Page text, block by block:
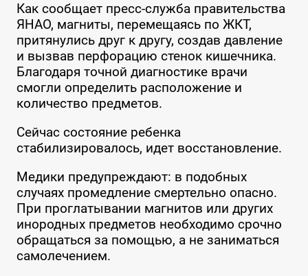
Как сообщает пресс-служба правительства
ЯНАО, магниты, перемещаясь по ЖКТ,
притянулись друг к другу, создав давление
и вызвав перфорацию стенок кишечника.
Благодаря точной диагностике врачи
смогли определить расположение и
количество предметов.
Сейчас состояние ребенка
стабилизировалось, идет восстановление.
Медики предупреждают: в подобных
случаях промедление смертельно опасно.
При проглатывании магнитов или других
инородных предметов необходимо срочно
обращаться за помощью, а не заниматься
самолечением.